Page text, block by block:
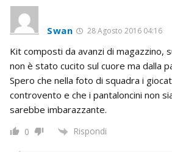
Swan 28 Agosto 2016 04:16
Kit composti da avanzi di magazzino,
non è stato cucito sul cuore ma dalla
Spero che nella foto di squadra i
controvento e che i pantaloncini non
sarebbe imbarazzante.
0 Rispondi